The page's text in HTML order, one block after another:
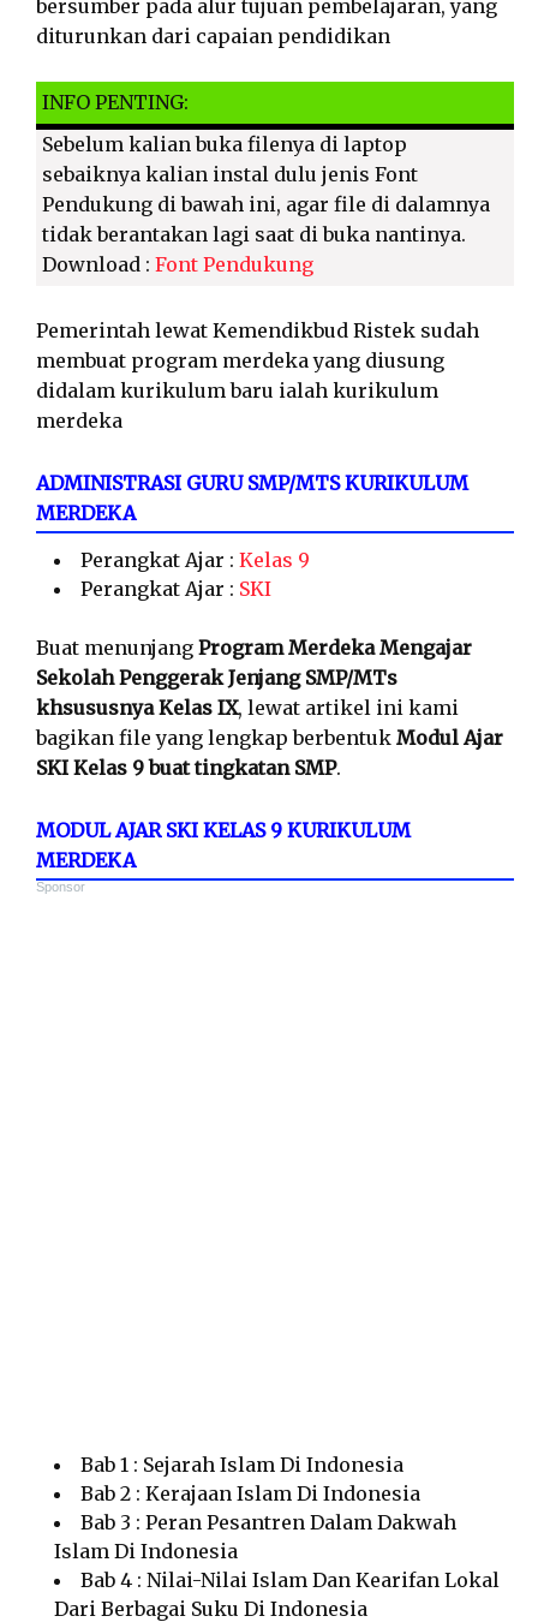
bersumber pada alur tujuan pembelajaran, yang
diturunkan dari capaian pendidikan
INFO PENTING:
Sebelum kalian buka filenya di laptop
sebaiknya kalian instal dulu jenis Font
Pendukung di bawah ini, agar file di dalamnya
tidak berantakan lagi saat di buka nantinya.
Download : Font Pendukung
Pemerintah lewat Kemendikbud Ristek sudah
membuat program merdeka yang diusung
didalam kurikulum baru ialah kurikulum
merdeka
ADMINISTRASI GURU SMP/MTS KURIKULUM
MERDEKA
Perangkat Ajar : Kelas 9
Perangkat Ajar : SKI
Buat menunjang Program Merdeka Mengajar
Sekolah Penggerak Jenjang SMP/MTs
khsususnya Kelas IX, lewat artikel ini kami
bagikan file yang lengkap berbentuk Modul Ajar
SKI Kelas 9 buat tingkatan SMP.
MODUL AJAR SKI KELAS 9 KURIKULUM
MERDEKA
Sponsor
Bab 1 : Sejarah Islam Di Indonesia
Bab 2 : Kerajaan Islam Di Indonesia
Bab 3 : Peran Pesantren Dalam Dakwah
Islam Di Indonesia
Bab 4 : Nilai-Nilai Islam Dan Kearifan Lokal
Dari Berbagai Suku Di Indonesia